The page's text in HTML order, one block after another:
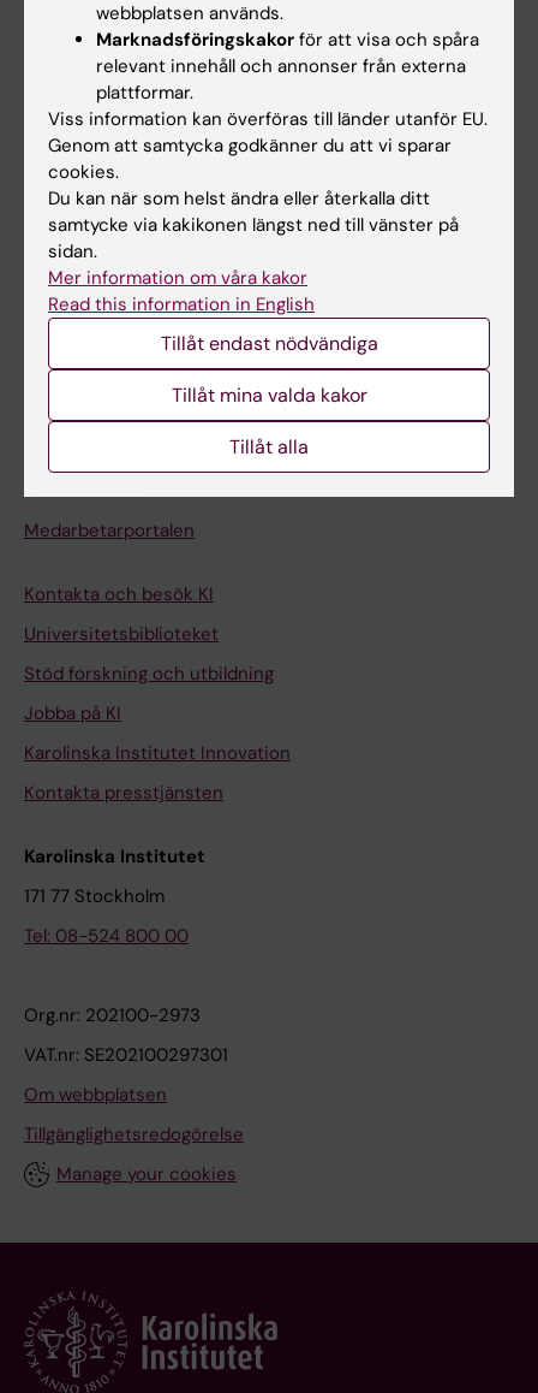
På gång
Kalender
Student
Ladok
Canvas
Schema
Kurs- och programwebbar
Student på KI
Medarbetare
Medarbetarportalen
Kontakta och besök KI
Universitetsbiblioteket
Stöd forskning och utbildning
Jobba på KI
Karolinska Institutet Innovation
Kontakta presstjänsten
Karolinska Institutet
171 77 Stockholm
Tel: 08-524 800 00
Org.nr: 202100-2973
VAT.nr: SE202100297301
Om webbplatsen
Tillgänglighetsredogörelse
Manage your cookies
webbplatsen används.
Marknadsföringskakor för att visa och spåra
relevant innehåll och annonser från externa
plattformar.
Viss information kan överföras till länder utanför EU.
Genom att samtycka godkänner du att vi sparar
cookies.
Du kan när som helst ändra eller återkalla ditt
samtycke via kakikonen längst ned till vänster på
sidan.
Mer information om våra kakor
Read this information in English
Tillåt endast nödvändiga
Tillåt mina valda kakor
Tillåt alla